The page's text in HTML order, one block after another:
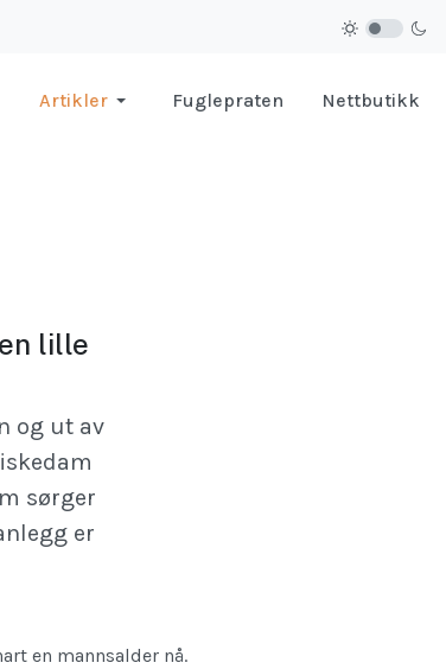
Artikler Fuglepraten Nettbutikk
lille
og ut av
sørger
er
en mannsalder nå.